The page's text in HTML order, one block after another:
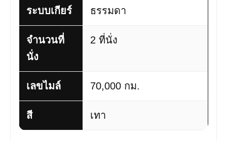
ระบบเกียร์ ธรรมดา
จำนวนที่
นั่ง
2 ที่นั่ง
เลขไมล์ 70,000 กม.
สี เทา